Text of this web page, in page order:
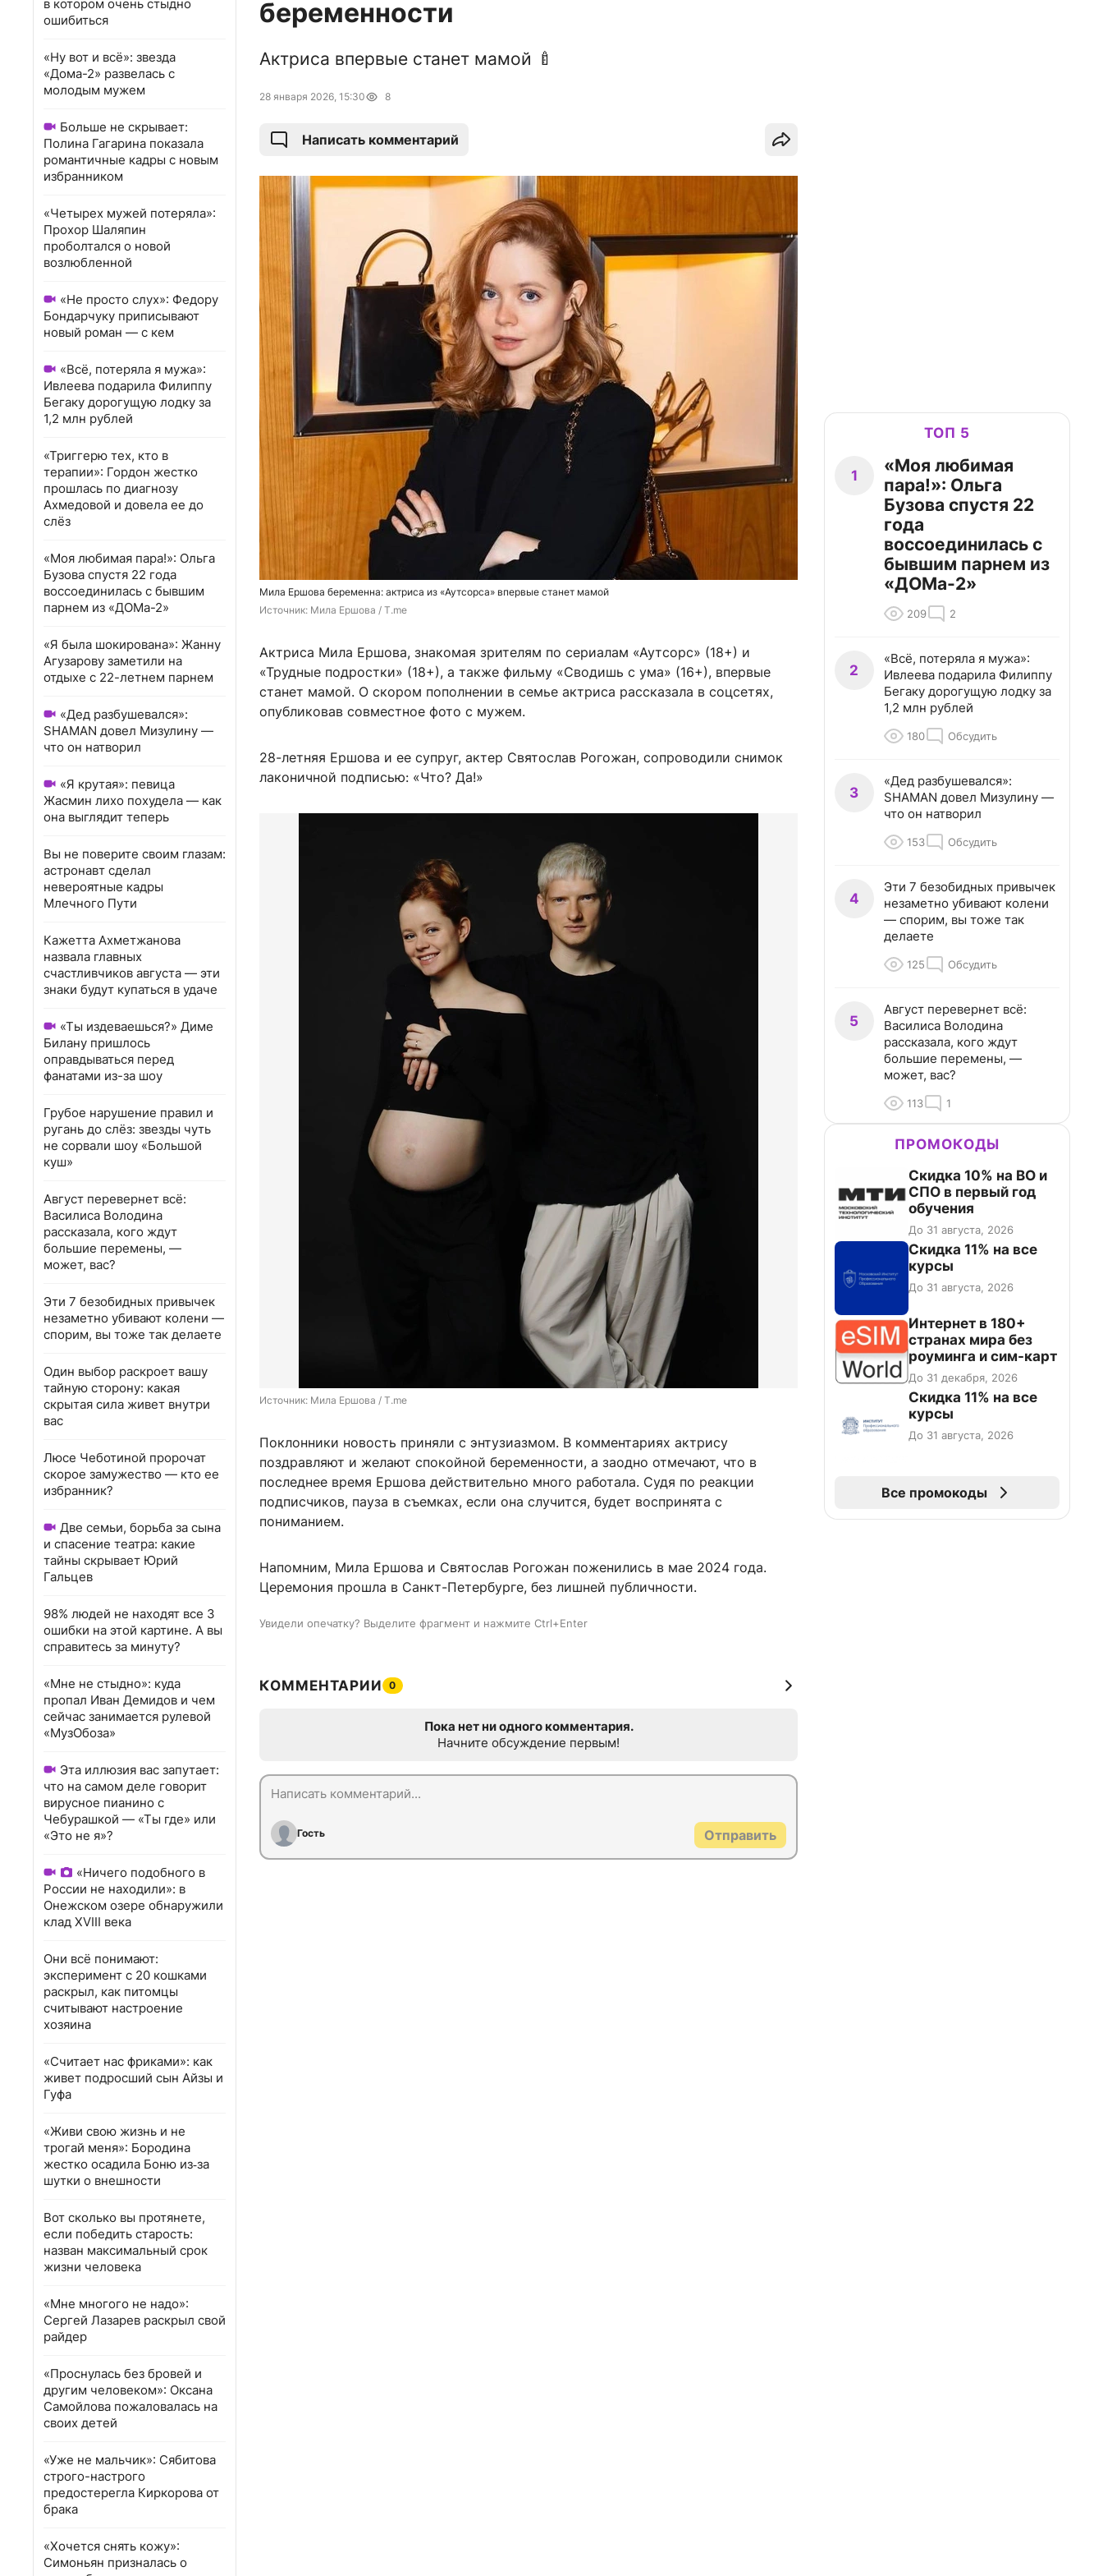
в котором очень стыдно
ошибиться
«Ну вот и всё»: звезда
«Дома-2» развелась с
молодым мужем
Больше не скрывает:
Полина Гагарина показала
романтичные кадры с новым
избранником
«Четырех мужей потеряла»:
Прохор Шаляпин
проболтался о новой
возлюбленной
«Не просто слух»: Федору
Бондарчуку приписывают
новый роман — с кем
«Всё, потеряла я мужа»:
Ивлеева подарила Филиппу
Бегаку дорогущую лодку за
1,2 млн рублей
«Триггерю тех, кто в
терапии»: Гордон жестко
прошлась по диагнозу
Ахмедовой и довела ее до
слёз
«Моя любимая пара!»: Ольга
Бузова спустя 22 года
воссоединилась с бывшим
парнем из «ДОМа-2»
«Я была шокирована»: Жанну
Агузарову заметили на
отдыхе с 22-летнем парнем
«Дед разбушевался»:
SHAMAN довел Мизулину —
что он натворил
«Я крутая»: певица
Жасмин лихо похудела — как
она выглядит теперь
Вы не поверите своим глазам:
астронавт сделал
невероятные кадры
Млечного Пути
Кажетта Ахметжанова
назвала главных
счастливчиков августа — эти
знаки будут купаться в удаче
«Ты издеваешься?» Диме
Билану пришлось
оправдываться перед
фанатами из-за шоу
Грубое нарушение правил и
ругань до слёз: звезды чуть
не сорвали шоу «Большой
куш»
Август перевернет всё:
Василиса Володина
рассказала, кого ждут
большие перемены, —
может, вас?
Эти 7 безобидных привычек
незаметно убивают колени —
спорим, вы тоже так делаете
Один выбор раскроет вашу
тайную сторону: какая
скрытая сила живет внутри
вас
Люсе Чеботиной пророчат
скорое замужество — кто ее
избранник?
Две семьи, борьба за сына
и спасение театра: какие
тайны скрывает Юрий
Гальцев
98% людей не находят все 3
ошибки на этой картине. А вы
справитесь за минуту?
«Мне не стыдно»: куда
пропал Иван Демидов и чем
сейчас занимается рулевой
«МузОбоза»
Эта иллюзия вас запутает:
что на самом деле говорит
вирусное пианино с
Чебурашкой — «Ты где» или
«Это не я»?
«Ничего подобного в
России не находили»: в
Онежском озере обнаружили
клад XVIII века
Они всё понимают:
эксперимент с 20 кошками
раскрыл, как питомцы
считывают настроение
хозяина
«Считает нас фриками»: как
живет подросший сын Айзы и
Гуфа
«Живи свою жизнь и не
трогай меня»: Бородина
жестко осадила Боню из‑за
шутки о внешности
Вот сколько вы протянете,
если победить старость:
назван максимальный срок
жизни человека
«Мне многого не надо»:
Сергей Лазарев раскрыл свой
райдер
«Проснулась без бровей и
другим человеком»: Оксана
Самойлова пожаловалась на
своих детей
«Уже не мальчик»: Сябитова
строго-настрого
предостерегла Киркорова от
брака
«Хочется снять кожу»:
Симоньян призналась о
беременности
Актриса впервые станет мамой 🍼
28 января 2026, 15:30 8
Написать комментарий
Мила Ершова беременна: актриса из «Аутсорса» впервые станет мамой
Источник: Мила Ершова / T.me
Актриса Мила Ершова, знакомая зрителям по сериалам «Аутсорс» (18+) и
«Трудные подростки» (18+), а также фильму «Сводишь с ума» (16+), впервые
станет мамой. О скором пополнении в семье актриса рассказала в соцсетях,
опубликовав совместное фото с мужем.
28-летняя Ершова и ее супруг, актер Святослав Рогожан, сопроводили снимок
лаконичной подписью: «Что? Да!»
Источник: Мила Ершова / T.me
Поклонники новость приняли с энтузиазмом. В комментариях актрису
поздравляют и желают спокойной беременности, а заодно отмечают, что в
последнее время Ершова действительно много работала. Судя по реакции
подписчиков, пауза в съемках, если она случится, будет воспринята с
пониманием.
Напомним, Мила Ершова и Святослав Рогожан поженились в мае 2024 года.
Церемония прошла в Санкт-Петербурге, без лишней публичности.
Увидели опечатку? Выделите фрагмент и нажмите Ctrl+Enter
КОММЕНТАРИИ 0
Пока нет ни одного комментария.
Начните обсуждение первым!
Гость Отправить
ТОП 5
1
«Моя любимая
пара!»: Ольга
Бузова спустя 22
года
воссоединилась с
бывшим парнем из
«ДОМа-2»
209 2
2
«Всё, потеряла я мужа»:
Ивлеева подарила Филиппу
Бегаку дорогущую лодку за
1,2 млн рублей
180 Обсудить
3
«Дед разбушевался»:
SHAMAN довел Мизулину —
что он натворил
153 Обсудить
4
Эти 7 безобидных привычек
незаметно убивают колени
— спорим, вы тоже так
делаете
125 Обсудить
5
Август перевернет всё:
Василиса Володина
рассказала, кого ждут
большие перемены, —
может, вас?
113 1
ПРОМОКОДЫ
Скидка 10% на ВО и
СПО в первый год
обучения
До 31 августа, 2026
Скидка 11% на все
курсы
До 31 августа, 2026
Интернет в 180+
странах мира без
роуминга и сим-карт
До 31 декабря, 2026
Скидка 11% на все
курсы
До 31 августа, 2026
Все промокоды